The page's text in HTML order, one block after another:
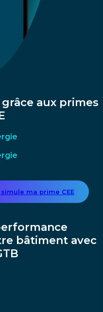
aux primes
ma prime CEE
bâtiment avec